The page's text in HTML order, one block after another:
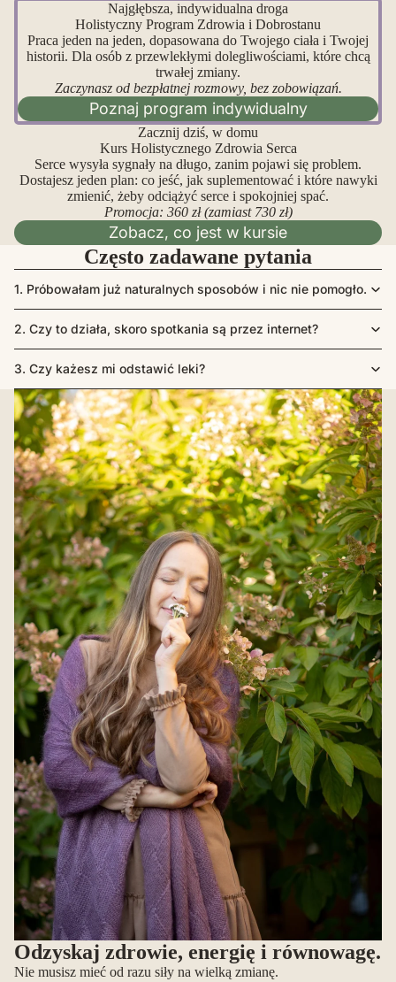
Najgłębsza, indywidualna droga
Holistyczny Program Zdrowia i Dobrostanu
Praca jeden na jeden, dopasowana do Twojego ciała i Twojej
historii. Dla osób z przewlekłymi dolegliwościami, które chcą
trwałej zmiany.
Zaczynasz od bezpłatnej rozmowy, bez zobowiązań.
Poznaj program indywidualny
Zacznij dziś, w domu
Kurs Holistycznego Zdrowia Serca
Serce wysyła sygnały na długo, zanim pojawi się problem.
Dostajesz jeden plan: co jeść, jak suplementować i które nawyki
zmienić, żeby odciążyć serce i spokojniej spać.
Promocja: 360 zł (zamiast 730 zł)
Zobacz, co jest w kursie
Często zadawane pytania
1. Próbowałam już naturalnych sposobów i nic nie pomogło.
2. Czy to działa, skoro spotkania są przez internet?
3. Czy każesz mi odstawić leki?
Odzyskaj zdrowie, energię i równowagę.
Nie musisz mieć od razu siły na wielką zmianę.